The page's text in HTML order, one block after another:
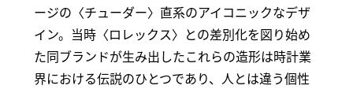
ージの〈チューダー〉直系のアイコニックなデザ
イン。当時〈ロレックス〉との差別化を図り始め
た同ブランドが生み出したこれらの造形は時計業
界における伝説のひとつであり、人とは違う個性